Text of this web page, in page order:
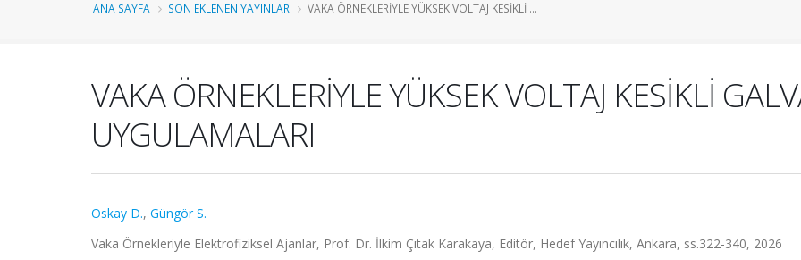
ANA SAYFA SON EKLENEN YAYINLAR VAKA ÖRNEKLERİYLE YÜKSEK VOLTAJ KESİKLİ ...
VAKA ÖRNEKLERİYLE YÜKSEK VOLTAJ KESİKLİ
UYGULAMALARI
Oskay D., Güngör S.
Vaka Örnekleriyle Elektrofiziksel Ajanlar, Prof. Dr. İlkim Çıtak Karakaya, Editör, Hedef Yayıncılık, Ankara, ss.322-340, 2026